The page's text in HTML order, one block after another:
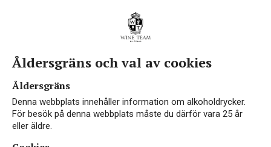
Åldersgräns och val av cookies
Åldersgräns
Denna webbplats innehåller information om alkoholdrycker.
För besök på denna webbplats måste du därför vara 25 år
eller äldre.